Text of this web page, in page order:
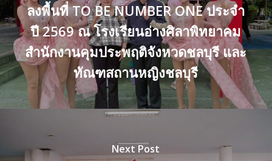
ลงพื้นที่ TO BE NUMBER ONE ประจำ
ปี 2569 ณ โรงเรียนอ่างศิลาพิทยาคม
สำนักงานคุมประพฤติจังหวดชลบุรี และ
ทัณฑสถานหญิงชลบุรี
Next Post